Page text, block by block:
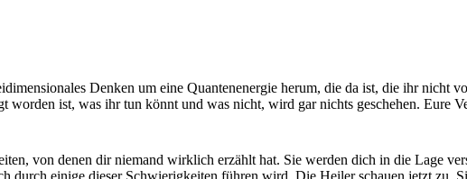
Denken um eine Quantenenergie herum, die da ist, die ihr nicht
worden ist, was ihr tun könnt und was nicht, wird gar nichts geschehen. Eure
von denen dir niemand wirklich erzählt hat. Sie werden dich in die Lage
durch einige dieser Schwierigkeiten führen wird. Die Heiler schauen jetzt zu.